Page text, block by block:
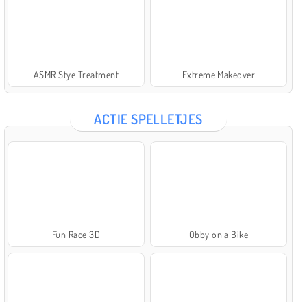
ASMR Stye Treatment Extreme Makeover
ACTIE SPELLETJES
Fun Race 3D Obby on a Bike